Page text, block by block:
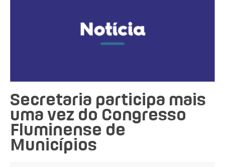
Secretaria participa mais
uma vez do Congresso
Fluminense de
Municípios